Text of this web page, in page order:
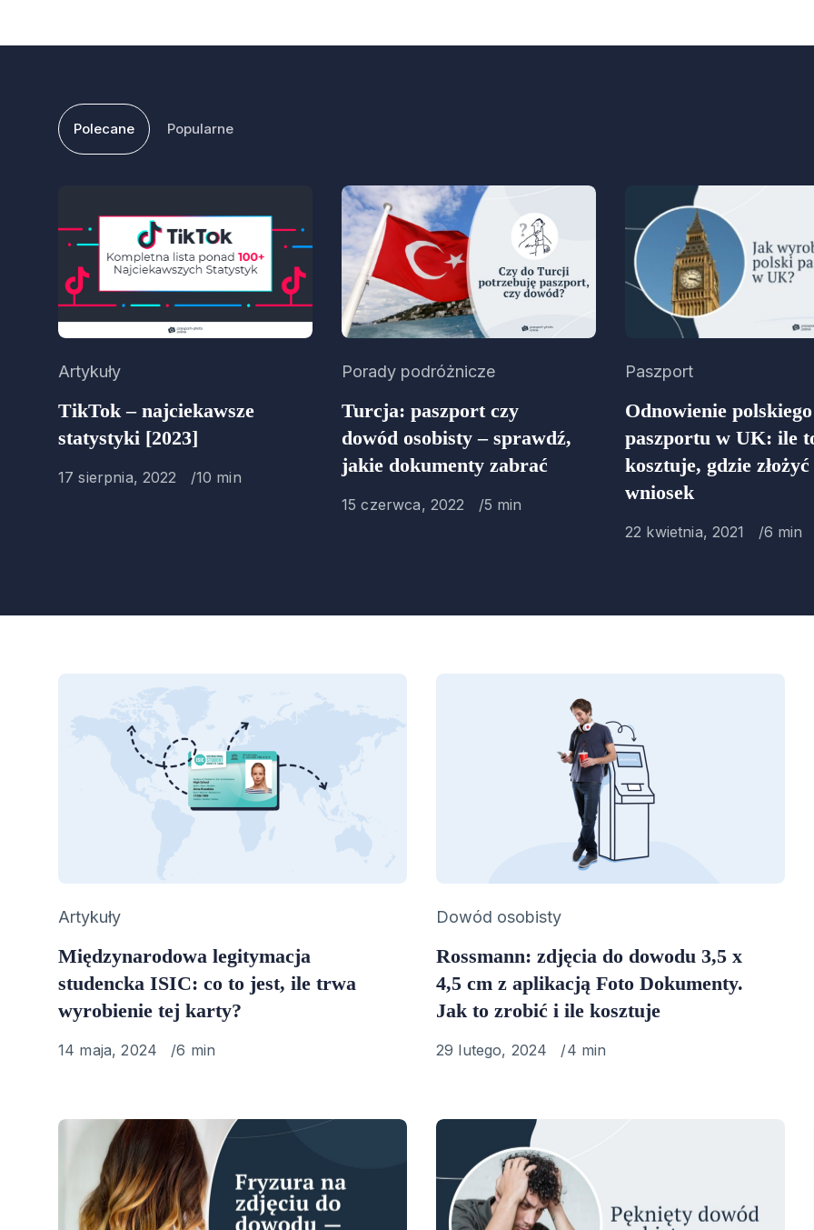
Polecane Popularne
Category
Artykuły
TikTok – najciekawsze
statystyki [2023]
Published
17 sierpnia, 2022 10 min
Category
Porady podróżnicze
Turcja: paszport czy
dowód osobisty – sprawdź,
jakie dokumenty zabrać
Published
15 czerwca, 2022 5 min
Category
Paszport
Odnowienie polskiego
paszportu w UK: ile
kosztuje, gdzie złożyć
wniosek
Published
22 kwietnia, 2021 6 min
Category
Artykuły
Międzynarodowa legitymacja
studencka ISIC: co to jest, ile trwa
wyrobienie tej karty?
Published
14 maja, 2024 6 min
Category
Dowód osobisty
Rossmann: zdjęcia do dowodu 3,5 x
4,5 cm z aplikacją Foto Dokumenty.
Jak to zrobić i ile kosztuje
Published
29 lutego, 2024 4 min